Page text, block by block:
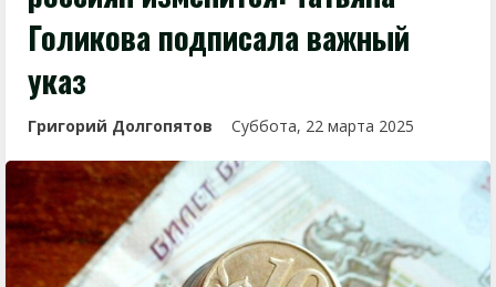
Голикова подписала важный
указ
Григорий Долгопятов Суббота, 22 марта 2025